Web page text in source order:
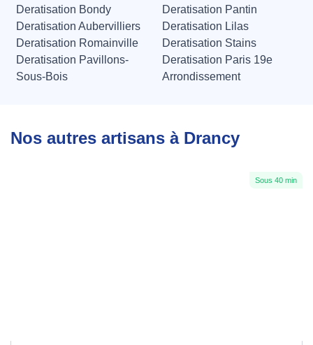
Deratisation Bondy
Deratisation Pantin
Deratisation Aubervilliers
Deratisation Lilas
Deratisation Romainville
Deratisation Stains
Deratisation Pavillons-
Sous-Bois
Deratisation Paris 19e
Arrondissement
Nos autres artisans à Drancy
Sous 40 min